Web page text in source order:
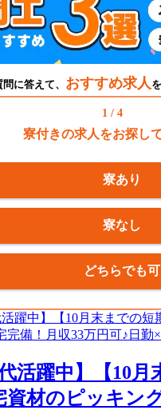
問に答えて、 おすすめ求人
1 / 4
寮付きの求人をお探し
寮あり
寮なし
どちらでも可
代活躍中】【10
資材のピッキン